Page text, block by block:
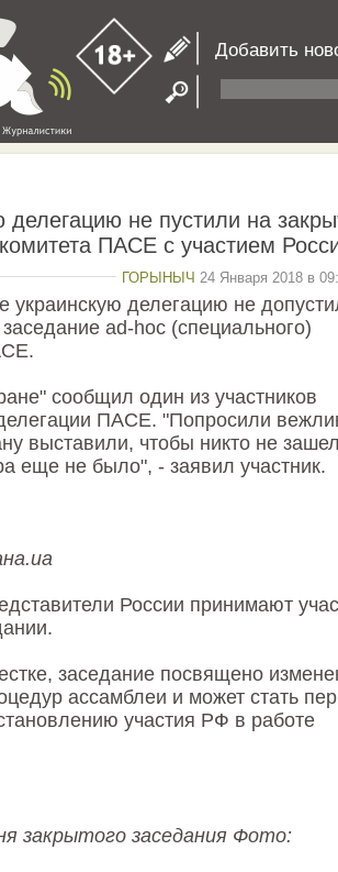
Добавить
делегацию не пустили на
ПАСЕ с участием
ГОРЫНЫЧ 24 Января 2018 в
украинскую делегацию не
ad-hoc (специального)
сообщил один из участников
ПАСЕ. "Попросили
выставили, чтобы никто не
еще не было", - заявил участник.
России принимают
заседание посвящено
ассамблеи и может стать
участия РФ в работе
закрытого заседания Фото: